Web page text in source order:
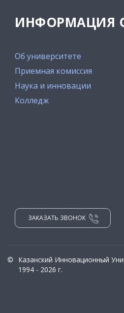
ИНФОРМАЦИЯ
Об университете
Приемная комиссия
Наука и инновации
Колледж
ЗАКАЗАТЬ ЗВОНОК
©
Казанский Инновационный
1994 - 2026 г.